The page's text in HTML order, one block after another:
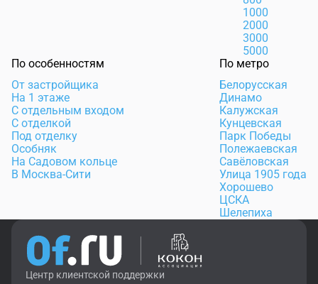
1000
2000
3000
5000
По особенностям
От застройщика
На 1 этаже
С отдельным входом
С отделкой
Под отделку
Особняк
На Садовом кольце
В Москва-Сити
По метро
Белорусская
Динамо
Калужская
Кунцевская
Парк Победы
Полежаевская
Савёловская
Улица 1905 года
Хорошево
ЦСКА
Шелепиха
Центр клиентской поддержки